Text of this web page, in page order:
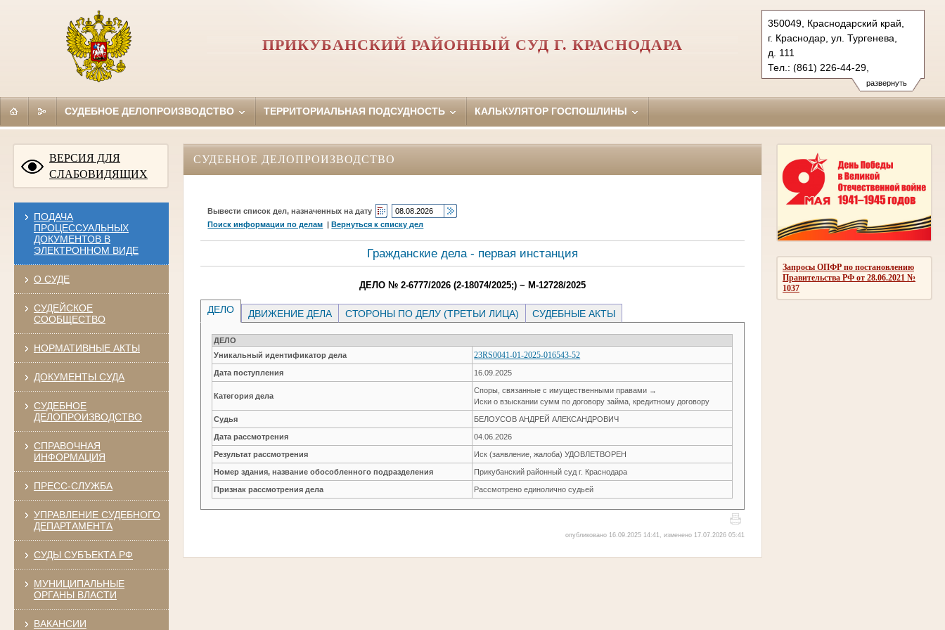
развернуть
350049, Краснодарский край,
г. Краснодар, ул. Тургенева,
д. 111
Тел.: (861) 226-44-29,
(861) 226-05-32
krasnodar-
ПРИКУБАНСКИЙ РАЙОННЫЙ СУД Г. КРАСНОДАРА
СУДЕБНОЕ ДЕЛОПРОИЗВОДСТВО ТЕРРИТОРИАЛЬНАЯ ПОДСУДНОСТЬ КАЛЬКУЛЯТОР ГОСПОШЛИНЫ
ВЕРСИЯ ДЛЯ
СЛАБОВИДЯЩИХ
ПОДАЧА
ПРОЦЕССУАЛЬНЫХ
ДОКУМЕНТОВ В
ЭЛЕКТРОННОМ ВИДЕ
О СУДЕ
СУДЕЙСКОЕ
СООБЩЕСТВО
НОРМАТИВНЫЕ АКТЫ
ДОКУМЕНТЫ СУДА
СУДЕБНОЕ
ДЕЛОПРОИЗВОДСТВО
СПРАВОЧНАЯ
ИНФОРМАЦИЯ
ПРЕСС-СЛУЖБА
УПРАВЛЕНИЕ СУДЕБНОГО
ДЕПАРТАМЕНТА
СУДЫ СУБЪЕКТА РФ
МУНИЦИПАЛЬНЫЕ
ОРГАНЫ ВЛАСТИ
ВАКАНСИИ
Запросы ОПФР по постановлению
Правительства РФ от 28.06.2021 №
1037
СУДЕБНОЕ ДЕЛОПРОИЗВОДСТВО
Вывести список дел, назначенных на дату
Поиск информации по делам |Вернуться к списку дел
Гражданские дела - первая инстанция
ДЕЛО № 2-6777/2026 (2-18074/2025;) ~ М-12728/2025
ДЕЛО ДВИЖЕНИЕ ДЕЛА СТОРОНЫ ПО ДЕЛУ (ТРЕТЬИ ЛИЦА) СУДЕБНЫЕ АКТЫ
ДЕЛО
Уникальный идентификатор дела
23RS0041-01-2025-016543-52
Дата поступления 16.09.2025
Категория дела
Споры, связанные с имущественными правами →
Иски о взыскании сумм по договору займа, кредитному договору
Судья БЕЛОУСОВ АНДРЕЙ АЛЕКСАНДРОВИЧ
Дата рассмотрения 04.06.2026
Результат рассмотрения Иск (заявление, жалоба) УДОВЛЕТВОРЕН
Номер здания, название обособленного подразделения Прикубанский районный суд г. Краснодара
Признак рассмотрения дела Рассмотрено единолично судьей
опубликовано 16.09.2025 14:41, изменено 17.07.2026 05:41